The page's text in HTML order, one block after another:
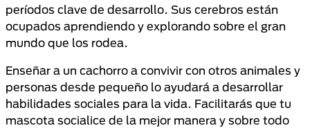
períodos clave de desarrollo. Sus cerebros están
ocupados aprendiendo y explorando sobre el gran
mundo que los rodea.
Enseñar a un cachorro a convivir con otros animales y
personas desde pequeño lo ayudará a desarrollar
habilidades sociales para la vida. Facilitarás que tu
mascota socialice de la mejor manera y sobre todo